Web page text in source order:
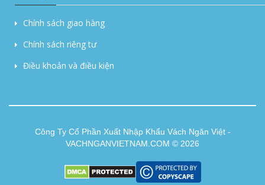
Chính sách giao hàng
Chính sách riêng tư
Điều khoản và điều kiện
Công Ty Cổ Phần Xuất Nhập Khẩu Vách Ngăn Việt -
VACHNGANVIETNAM.COM © 2026